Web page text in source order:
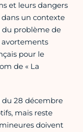
et leurs dangers
dans un contexte
problème de
pour le
de « La
du 28 décembre
mais reste
doivent